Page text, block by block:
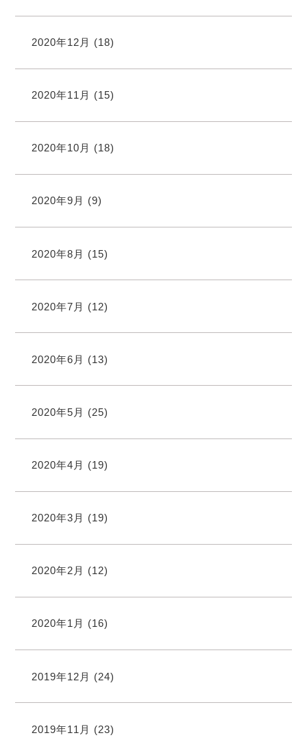
2020年12月 (18)
2020年11月 (15)
2020年10月 (18)
2020年9月 (9)
2020年8月 (15)
2020年7月 (12)
2020年6月 (13)
2020年5月 (25)
2020年4月 (19)
2020年3月 (19)
2020年2月 (12)
2020年1月 (16)
2019年12月 (24)
2019年11月 (23)